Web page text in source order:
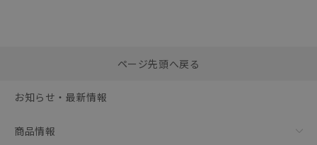
括ダウンロード
ページ先頭へ戻る
お知らせ・最新情報
商品情報